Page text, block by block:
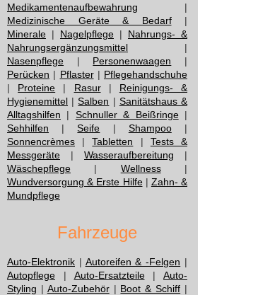
Medikamentenaufbewahrung |
Medizinische Geräte & Bedarf|
Minerale | Nagelpflege | Nahrungs- &
Nahrungsergänzungsmittel |
Nasenpflege | Personenwaagen |
Perücken | Pflaster| Pflegehandschuhe
| Proteine | Rasur| Reinigungs- &
Hygienemittel |Salben | Sanitätshaus &
Alltagshilfen | Schnuller & Beißringe|
Sehhilfen |Seife | Shampoo|
Sonnencrèmes |Tabletten | Tests &
Messgeräte | Wasseraufbereitung |
Wäschepflege | Wellness|
Wundversorgung & Erste Hilfe| Zahn- &
Mundpflege
Fahrzeuge
Auto-Elektronik | Autoreifen & -Felgen |
Autopflege | Auto-Ersatzteile| Auto-
Styling | Auto-Zubehör| Boot & Schiff |